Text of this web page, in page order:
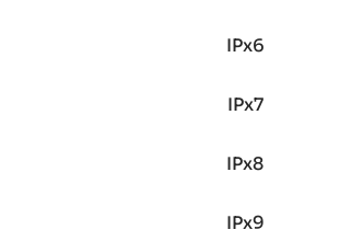
IPx6
IPx7
IPx8
IPx9